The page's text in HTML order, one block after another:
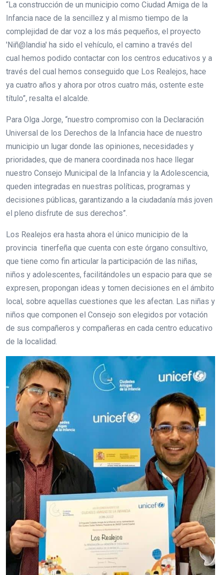
“La construcción de un municipio como Ciudad Amiga de la
Infancia nace de la sencillez y al mismo tiempo de la
complejidad de dar voz a los más pequeños, el proyecto
'Niñ@landia' ha sido el vehículo, el camino a través del
cual hemos podido contactar con los centros educativos y a
través del cual hemos conseguido que Los Realejos, hace
ya cuatro años y ahora por otros cuatro más, ostente este
título”, resalta el alcalde.
Para Olga Jorge, “nuestro compromiso con la Declaración
Universal de los Derechos de la Infancia hace de nuestro
municipio un lugar donde las opiniones, necesidades y
prioridades, que de manera coordinada nos hace llegar
nuestro Consejo Municipal de la Infancia y la Adolescencia,
queden integradas en nuestras políticas, programas y
decisiones públicas, garantizando a la ciudadanía más joven
el pleno disfrute de sus derechos”.
Los Realejos era hasta ahora el único municipio de la
provincia tinerfeña que cuenta con este órgano consultivo,
que tiene como fin articular la participación de las niñas,
niños y adolescentes, facilitándoles un espacio para que se
expresen, propongan ideas y tomen decisiones en el ámbito
local, sobre aquellas cuestiones que les afectan. Las niñas y
niños que componen el Consejo son elegidos por votación
de sus compañeros y compañeras en cada centro educativo
de la localidad.